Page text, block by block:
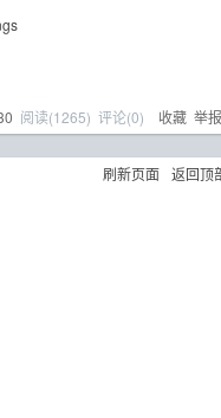
阅读(1265) 评论(0) 收藏 举报
刷新页面 返回顶